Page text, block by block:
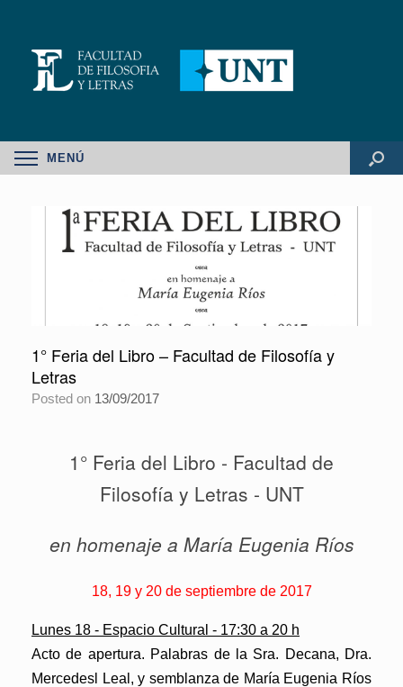
MENÚ
1° Feria del Libro – Facultad de Filosofía y
Letras
Posted on 13/09/2017
1° Feria del Libro - Facultad de
Filosofía y Letras - UNT
en homenaje a María Eugenia Ríos
18, 19 y 20 de septiembre de 2017
Lunes 18 - Espacio Cultural - 17:30 a 20 h
Acto de apertura. Palabras de la Sra. Decana, Dra.
Mercedesl Leal, y semblanza de María Eugenia Ríos